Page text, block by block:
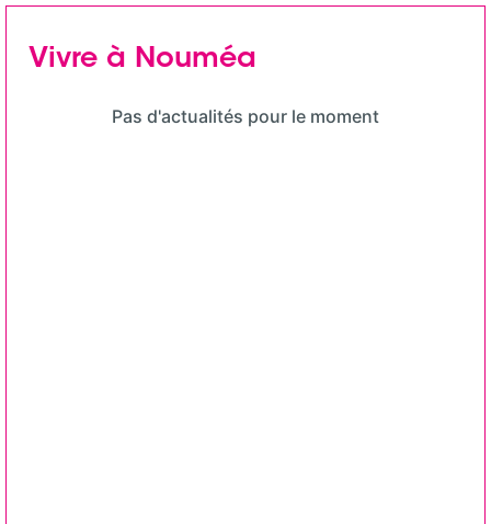
Vivre à Nouméa
Pas d'actualités pour le moment